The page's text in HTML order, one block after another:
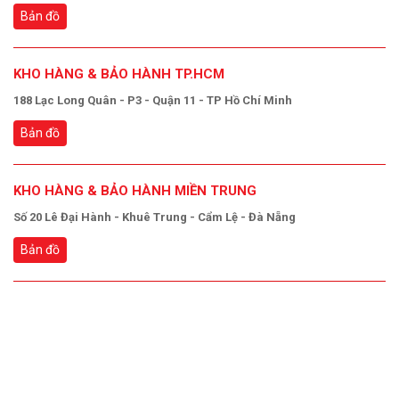
Bản đồ
KHO HÀNG & BẢO HÀNH TP.HCM
188 Lạc Long Quân - P3 - Quận 11 - TP Hồ Chí Minh
Bản đồ
KHO HÀNG & BẢO HÀNH MIỀN TRUNG
Số 20 Lê Đại Hành - Khuê Trung - Cẩm Lệ - Đà Nẵng
Bản đồ